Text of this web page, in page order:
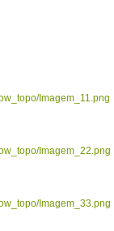
Imagem_11.png
Imagem_22.png
Imagem_33.png